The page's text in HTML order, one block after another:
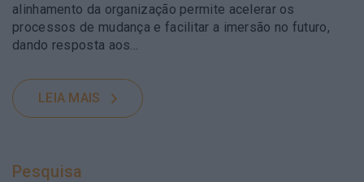
alinhamento da organização permite acelerar os
processos de mudança e facilitar a imersão no futuro,
dando resposta aos…
LEIA MAIS
Pesquisa